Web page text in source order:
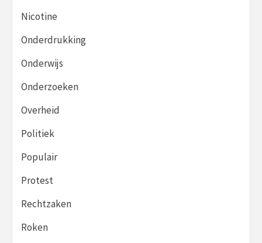
Nicotine
Onderdrukking
Onderwijs
Onderzoeken
Overheid
Politiek
Populair
Protest
Rechtzaken
Roken